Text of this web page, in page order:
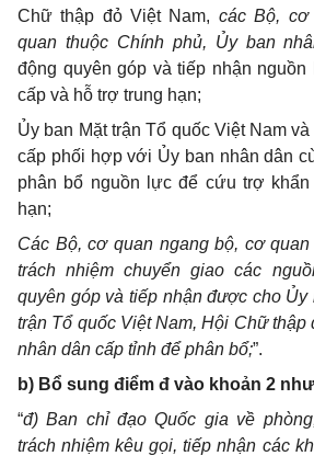
Chữ thập đỏ Việt Nam, các Bộ, cơ
quan thuộc Chính phủ, Ủy ban
động quyên góp và tiếp nhận
cấp và hỗ trợ trung hạn;
Ủy ban Mặt trận Tổ quốc Việt Nam
cấp phối hợp với Ủy ban nhân dân
phân bổ nguồn lực để cứu trợ
hạn;
Các Bộ,cơ quan ngang bộ, cơ
trách nhiệm chuyển giao các
quyên góp và tiếp nhận được cho Ủy
trận Tổ quốc Việt Nam, Hội Chữ thập
nhân dân cấp tỉnh để phân bổ;”.
b) Bổ sung điểm đ vào khoản 2
“đ) Ban chỉ đạo Quốc gia về
trách nhiệm kêu gọi, tiếp nhận các